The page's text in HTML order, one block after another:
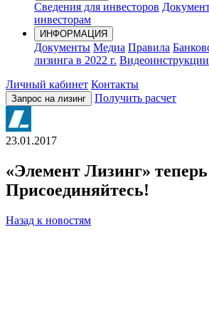
Сведения для инвесторов
инвесторам
ИНФОРМАЦИЯ
Документы Медиа Правила
лизинга в 2022 г. Видеоинструкции
Личный кабинет Контакты
Запрос на лизинг Получить расчет
23.01.2017
«Элемент Лизинг»
Присоединяйтесь!
Назад к новостям